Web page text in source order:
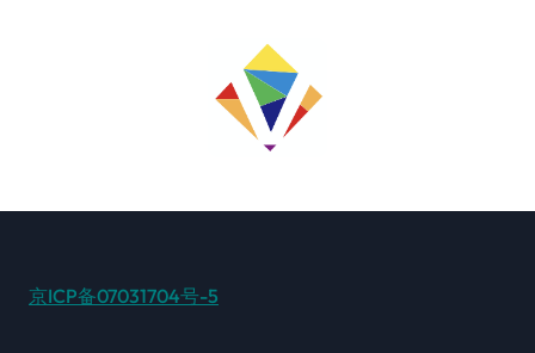
京ICP备07031704号-5